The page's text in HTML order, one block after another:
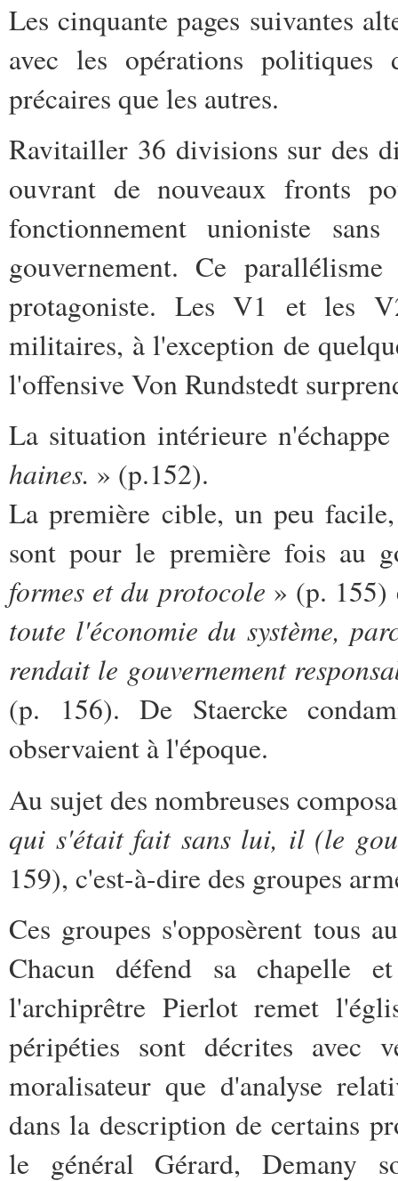
Les cinquante pages suivantes
avec les opérations politiques
précaires que les autres.
Ravitailler 36 divisions sur des
ouvrant de nouveaux fronts
fonctionnement unioniste
gouvernement. Ce
protagoniste. Les V1 et les
militaires, à l'exception de
l'offensive Von Rundstedt
La situation intérieure
haines. » (p.152).
La première cible, un peu
sont pour le première fois au
formes et du protocole » (p. 155)
toute l'économie du système,
rendait le gouvernement
(p. 156). De Staercke
observaient à l'époque.
Au sujet des nombreuses
qui s'était fait sans lui, il (le
159), c'est-à-dire des groupes
Ces groupes s'opposèrent tous
Chacun défend sa chapelle
l'archiprêtre Pierlot remet
péripéties sont décrites avec
moralisateur que d'analyse
dans la description de certains
le général Gérard, Demany